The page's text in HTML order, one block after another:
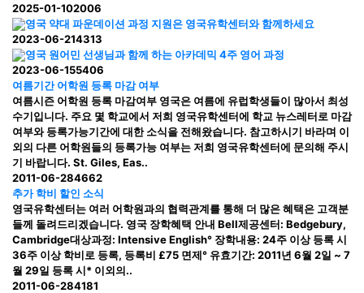
2025-01-102006
영국 약대 파운데이션 과정 지원은 영국유학센터와 함께하세요
2023-06-214313
영국 원어민 선생님과 함께 하는 아카데믹 4주 영어 과정
2023-06-155406
여름기간 어학원 등록 마감 여부
여름시즌 어학원 등록 마감여부 영국은 여름에 유럽학생들이 많아서 최성
수기입니다. 주요 몇 학교에서 저희 영국유학센터에 학교 뉴스레터로 마감
여부와 등록가능기간에 대한 소식을 전해왔습니다. 참고하시기 바라며 이
외의 다른 어학원들의 등록가능 여부는 저희 영국유학센터에 문의해 주시
기 바랍니다. St. Giles, Eas..
2011-06-284662
추가 학비 할인 소식
영국유학센터는 여러 어학원과의 협력관계를 통해 더 많은 혜택은 고객분
들께 돌려드리겠습니다. 영국 장학혜택 안내 Bell제공센터: Bedgebury,
Cambridge대상과정: Intensive English° 장학내용: 24주 이상 등록 시
36주 이상 학비로 등록, 등록비 £75 면제° 유효기간: 2011년 6월 2일 ~ 7
월 29일 등록 시* 이외의..
2011-06-284181